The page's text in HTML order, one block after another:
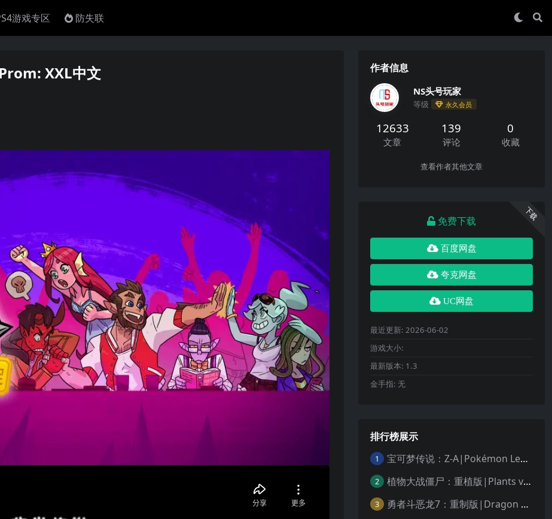
游戏专区 防失联
XXL中文 作者信息
NS头号玩家
等级 永久会员
12633
文章
139
评论
0
收藏
查看作者其他文章
下载
免费下载
百度网盘
夸克网盘
UC网盘
最近更新: 2026-06-02
游戏大小:
最新版本: 1.3
金手指: 无
排行榜展示
1 宝可梦传说：Z-A|Pokémon Legends: Z-A中文
2 植物大战僵尸：重植版|Plants vs. Zombies: Replanted中文
3 勇者斗恶龙7：重制版|Dragon Quest VII Reimagined中文